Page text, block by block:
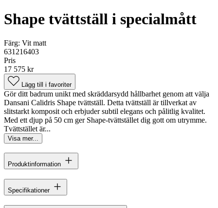
Shape tvättställ i specialmått
Färg: Vit matt
631216403
Pris
17 575 kr
Lägg till i favoriter
Gör ditt badrum unikt med skräddarsydd hållbarhet genom att välja
Dansani Calidris Shape tvättställ. Detta tvättställ är tillverkat av
slitstarkt komposit och erbjuder subtil elegans och pålitlig kvalitet.
Med ett djup på 50 cm ger Shape-tvättstället dig gott om utrymme.
Tvättstället är...
Visa mer...
Produktinformation
Specifikationer